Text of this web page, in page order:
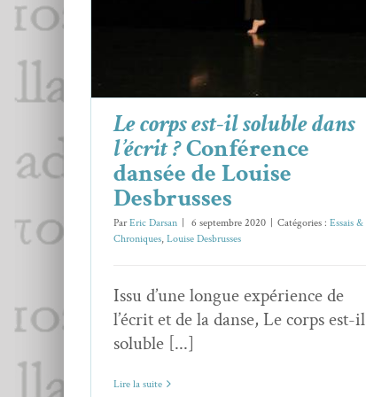
Essais & Chroniques Louise Desbrusses
Le corps est-il soluble dans
l’écrit ?Conférence
dansée de Louise
Desbrusses
ParEric Darsan | 6 septembre 2020 | Catégories : Essais &
Chroniques, Louise Desbrusses
Issu d’une longue expérience de
l’écrit et de la danse, Le corps est-il
soluble [...]
Lire la suite